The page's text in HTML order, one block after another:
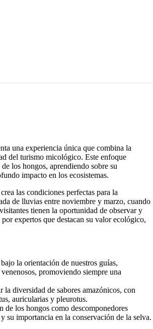
una experiencia única que combina la
del turismo micológico. Este enfoque
los hongos, aprendiendo sobre su
impacto en los ecosistemas.
las condiciones perfectas para la
de lluvias entre noviembre y marzo, cuando
tienen la oportunidad de observar y
expertos que destacan su valor ecológico,
la orientación de nuestros guías,
promoviendo siempre una
diversidad de sabores amazónicos, con
auricularias y pleurotus.
los hongos como descomponedores
su importancia en la conservación de la selva.